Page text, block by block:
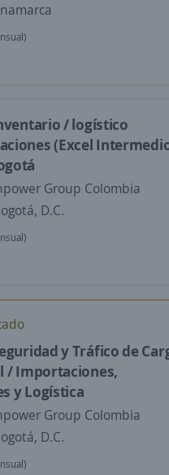
/ logístico
(Excel
Group Colombia
D.C.
y Tráfico de
/ Importaciones,
y Logística
Group Colombia
D.C.